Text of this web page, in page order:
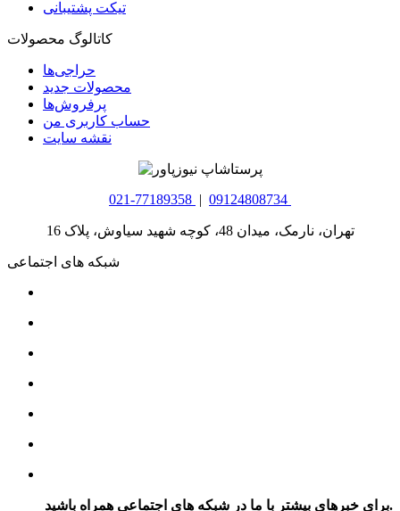
تیکت پشتیبانی
کاتالوگ محصولات
حراجی‌ها
محصولات جدید
پرفروش‌ها
حساب کاربری من
نقشه سایت
021-77189358 | 09124808734
تهران، نارمک، میدان 48، کوچه شهید سیاوش، پلاک 16
شبکه های اجتماعی
برای خبرهای بیشتر با ما در شبکه های اجتماعی همراه باشید.